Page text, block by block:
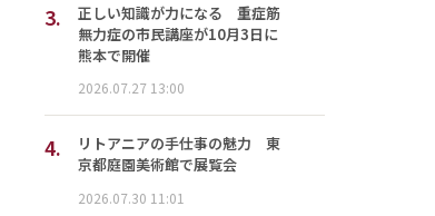
3.
正しい知識が力になる 重症筋
無力症の市民講座が10月3日に
熊本で開催
2026.07.27 13:00
4.
リトアニアの手仕事の魅力 東
京都庭園美術館で展覧会
2026.07.30 11:01